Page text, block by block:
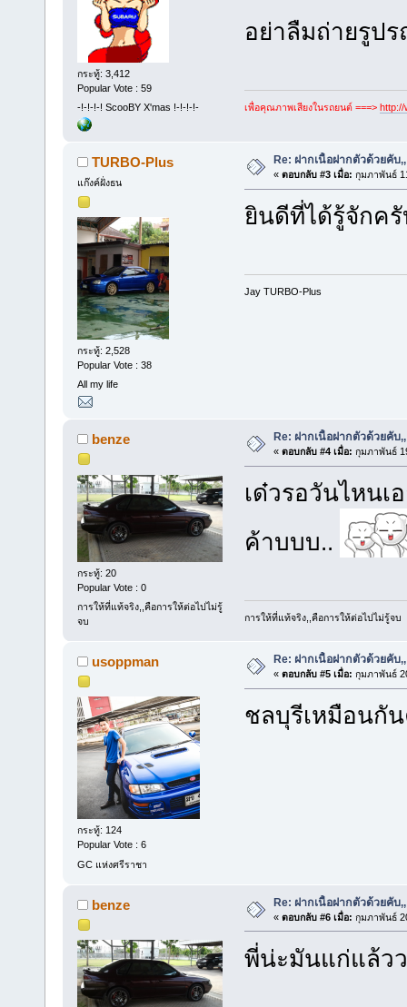
กระทู้: 3,412
Popular Vote : 59
-!-!-!-! ScooBY X'mas !-!-!-!-
อย่าลืมถ่ายรูป
เพื่อคุณภาพเสียงในรถยนต์ ===> http://
TURBO-Plus
แก๊งค์ฝั่งธน
กระทู้: 2,528
Popular Vote : 38
All my life
Re: ฝากเนื้อฝากตัวด้วยคับ,,
« ตอบกลับ #3 เมื่อ: กุมภาพันธ์
ยินดีที่ได้รู้จักค
Jay TURBO-Plus
benze
กระทู้: 20
Popular Vote : 0
การให้ที่แท้จริง,,คือการให้ต่อไปไม่รู้
จบ
Re: ฝากเนื้อฝากตัวด้วยคับ,,
« ตอบกลับ #4 เมื่อ: กุมภาพันธ์
เด๋วรอวันไหนเ
ค้าบบบ..
การให้ที่แท้จริง,,คือการให้ต่อไปไม่รู้จบ
usoppman
กระทู้: 124
Popular Vote : 6
GC แห่งศรีราชา
Re: ฝากเนื้อฝากตัวด้วยคับ,,
« ตอบกลับ #5 เมื่อ: กุมภาพันธ์
ชลบุรีเหมือนกั
benze Re: ฝากเนื้อฝากตัวด้วยคับ,,
« ตอบกลับ #6 เมื่อ: กุมภาพันธ์
พี่น่ะมันแก่แล้ว